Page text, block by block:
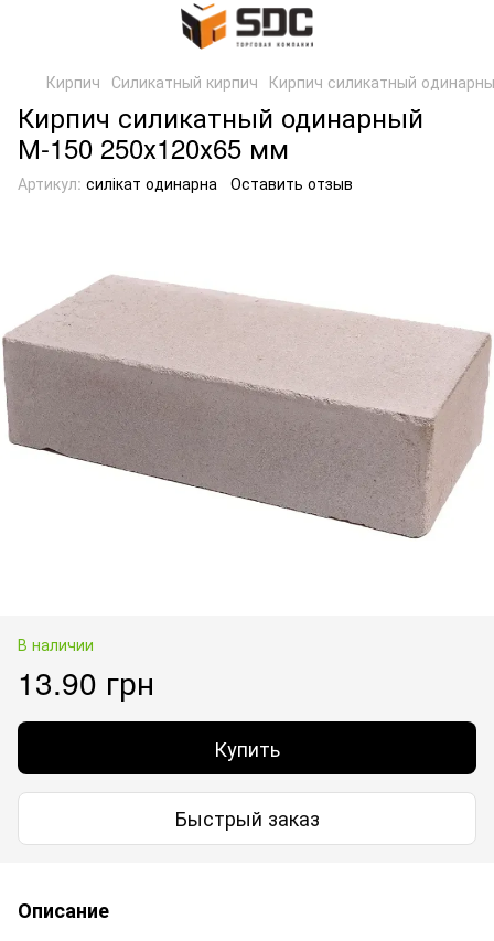
Кирпич Силикатный кирпич Кирпич силикатный
Кирпич силикатный одинарный
М-150 250х120х65 мм
Артикул: силікат одинарна Оставить отзыв
В наличии
13.90 грн
Купить
Быстрый заказ
Описание